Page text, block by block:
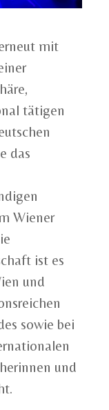
mit
tätigen
das
Wiener
ist es
und
sowie bei
und